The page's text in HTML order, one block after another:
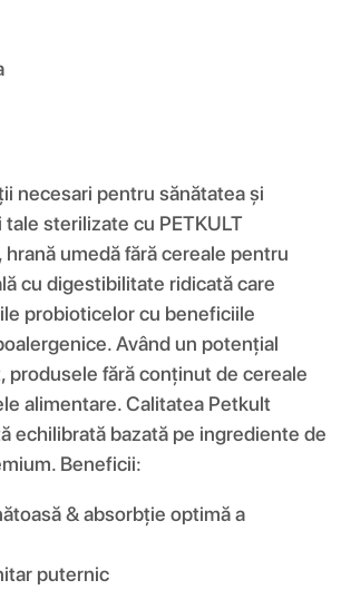
necesari pentru sănătatea și
sterilizate cu PETKULT
umedă fără cereale pentru
cu digestibilitate ridicată care
probioticelor cu beneficiile
Având un potențial
produsele fără conținut de cereale
alimentare. Calitatea Petkult
echilibrată bazată pe ingrediente de
Beneficii:
& absorbție optimă a
puternic